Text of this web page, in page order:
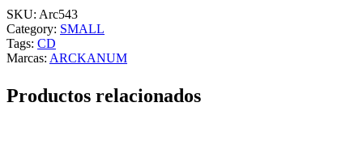
SKU: Arc543
Category: SMALL
Tags: CD
Marcas: ARCKANUM
Productos relacionados